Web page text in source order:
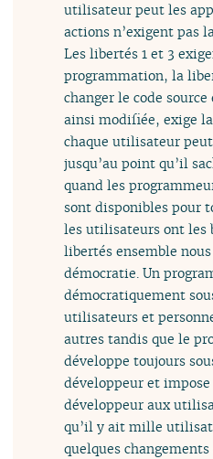
utilisateur peut les
actions n’exigent pas
Les libertés 1 et 3
programmation, la
changer le code
ainsi modifiée, exige
chaque utilisateur
jusqu’au point qu’il
quand les
sont disponibles pour
les utilisateurs ont les
libertés ensemble
démocratie. Un
démocratiquement
utilisateurs et
autres tandis que le
développe toujours
développeur et
développeur aux
qu’il y ait mille
quelques